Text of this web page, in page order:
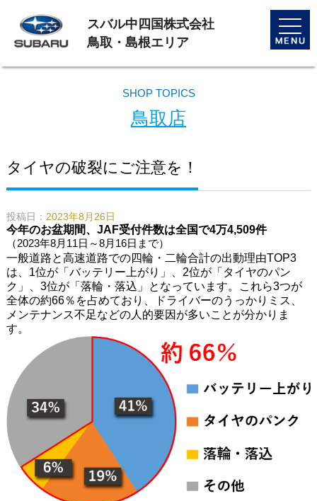
toggle
スバル中四国株式会社
鳥取・島根エリア
SHOP TOPICS
鳥取店
タイヤの破裂にご注意を！
投稿日： 2023年8月26日
今年のお盆期間、JAF受付件数は全国で4万4,509件
（2023年8月11日～8月16日まで）
一般道路と高速道路での四輪・二輪合計の出動理由TOP3
は、1位が「バッテリー上がり」、2位が「タイヤのパン
ク」、3位が「落輪・落込」となっています。これら3つが
全体の約66％を占めており、ドライバーのうっかりミス、
メンテナンス不足などの人的要因が多いことが分かりま
す。